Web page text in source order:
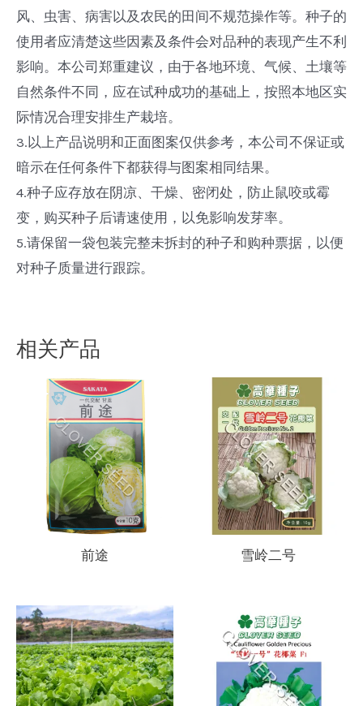
风、虫害、病害以及农民的田间不规范操作等。种子的
使用者应清楚这些因素及条件会对品种的表现产生不利
影响。本公司郑重建议，由于各地环境、气候、土壤等
自然条件不同，应在试种成功的基础上，按照本地区实
际情况合理安排生产栽培。
3.以上产品说明和正面图案仅供参考，本公司不保证或
暗示在任何条件下都获得与图案相同结果。
4.种子应存放在阴凉、干燥、密闭处，防止鼠咬或霉
变，购买种子后请速使用，以免影响发芽率。
5.请保留一袋包装完整未拆封的种子和购种票据，以便
对种子质量进行跟踪。
相关产品
前途 雪岭二号